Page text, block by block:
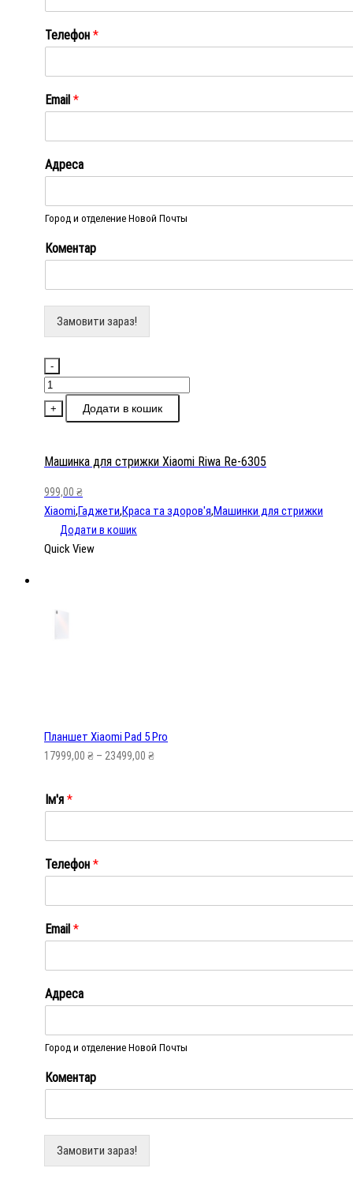
Телефон *
Email *
Адреса
Город и отделение Новой Почты
Коментар
Замовити зараз!
-
Машинка
для
стрижки
Riwa
6305
кількість
+ Додати в кошик
Машинка для стрижки Xiaomi Riwa Re-6305
999,00 ₴
Xiaomi,Гаджети,Краса та здоров'я,Машинки для стрижки
Додати в кошик
Quick View
Планшет Xiaomi Pad 5 Pro
17999,00 ₴ – 23499,00 ₴
Ім'я *
Телефон *
Email *
Адреса
Город и отделение Новой Почты
Коментар
Замовити зараз!